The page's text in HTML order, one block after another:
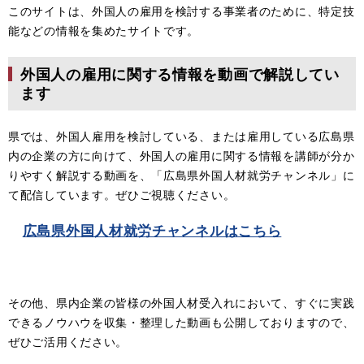
このサイトは、外国人の雇用を検討する事業者のために、特定技
能などの情報を集めたサイトです。
外国人の雇用に関する情報を動画で解説してい
ます
県では、外国人雇用を検討している、または雇用している広島県
内の企業の方に向けて、外国人の雇用に関する情報を講師が分か
りやすく解説する動画を、「広島県外国人材就労チャンネル」に
て配信しています。ぜひご視聴ください。​
広島県外国人材就労チャンネルはこちら
その他、県内企業の皆様の外国人材受入れにおいて、すぐに実践
できるノウハウを収集・整理した動画も公開しておりますので、
ぜひご活用ください。